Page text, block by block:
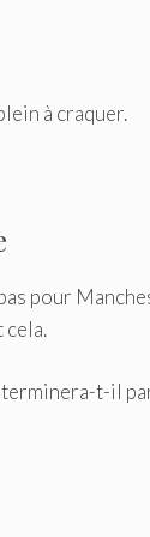
à craquer.
pour
cela.
t-il